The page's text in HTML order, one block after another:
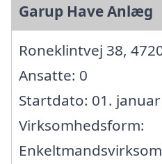
Garup Have Anlæg
Roneklintvej 38,
Ansatte: 0
Startdato: 01.
Virksomhedsform: